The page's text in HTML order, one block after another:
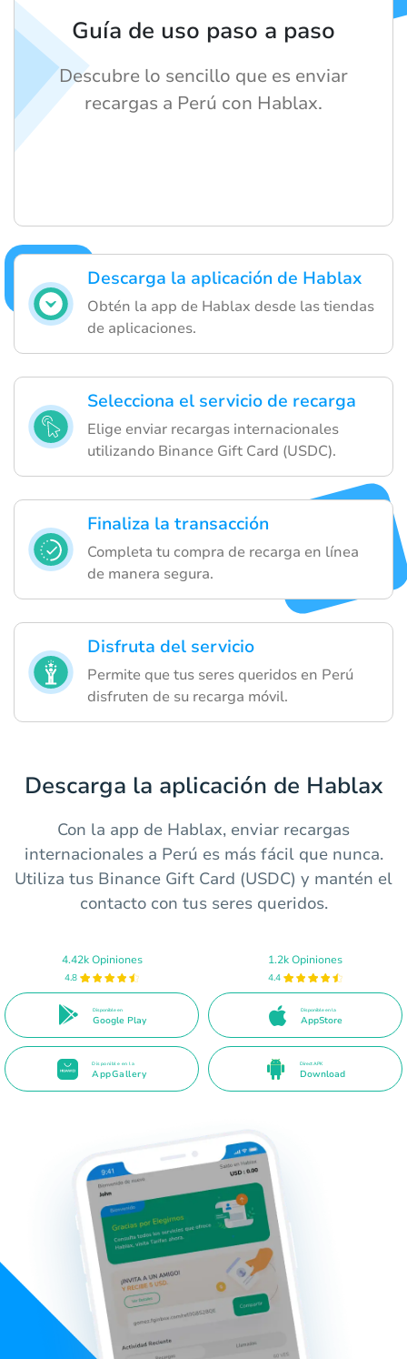
Descarga la aplicación de Hablax
Obtén la app de Hablax desde las tiendas
de aplicaciones.
Selecciona el servicio de recarga
Elige enviar recargas internacionales
utilizando Binance Gift Card (USDC).
Finaliza la transacción
Completa tu compra de recarga en línea
de manera segura.
Disfruta del servicio
Permite que tus seres queridos en Perú
disfruten de su recarga móvil.
Guía de uso paso a paso
Descubre lo sencillo que es enviar
recargas a Perú con Hablax.
Descarga la aplicación de Hablax
Con la app de Hablax, enviar recargas
internacionales a Perú es más fácil que nunca.
Utiliza tus Binance Gift Card (USDC) y mantén el
contacto con tus seres queridos.
4.42k Opiniones
4.8
Disponible en
Google Play
1.2k Opiniones
4.4
Disponible en la
AppStore
Disponible en la
AppGallery
Direct APK
Download